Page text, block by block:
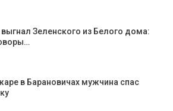
Зеленского из Белого дома:
в Барановичах мужчина спас